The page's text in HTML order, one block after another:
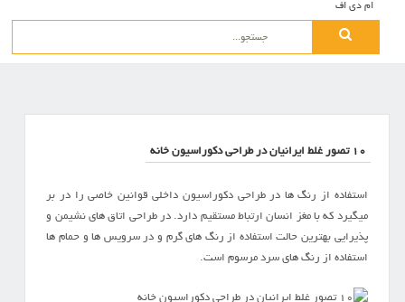
ام دی اف
Search
۱۰ تصور غلط ایرانیان در طراحی دکوراسیون خانه
استفاده از رنگ ها در طراحی دکوراسیون داخلی قوانین خاصی را در بر
میگیرد که با مغز انسان ارتباط مستقیم دارد. در طراحی اتاق های نشیمن و
پذیرایی بهترین حالت استفاده از رنگ های گرم و در سرویس ها و حمام ها
استفاده از رنگ های سرد مرسوم است.